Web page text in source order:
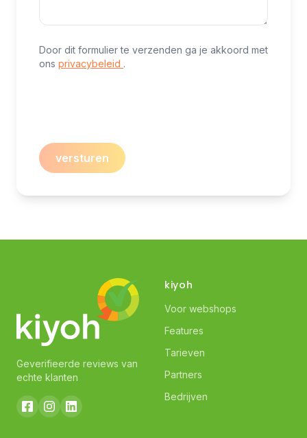
Door dit formulier te verzenden ga je akkoord met
ons privacybeleid .
versturen
Geverifieerde reviews van
echte klanten
kiyoh
Voor webshops
Features
Tarieven
Partners
Bedrijven